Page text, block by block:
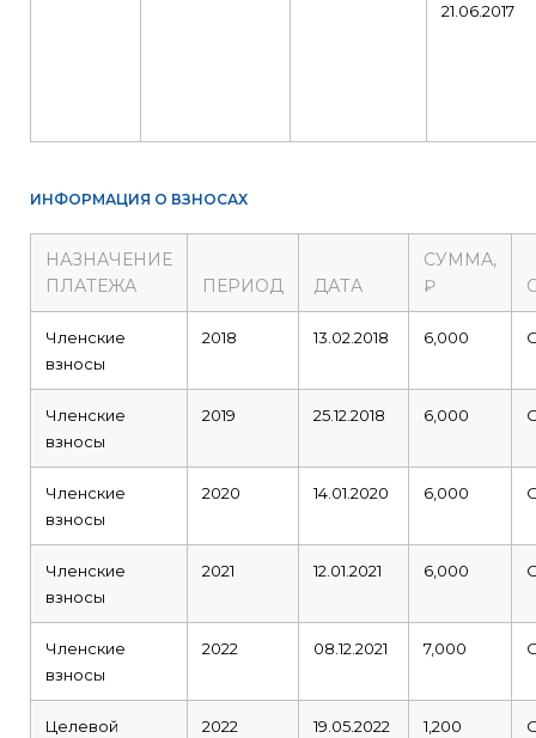
21.06.2017
ИНФОРМАЦИЯ О ВЗНОСАХ
НАЗНАЧЕНИЕ
ПЛАТЕЖА
ПЕРИОД ДАТА
СУММА,
₽
Членские
взносы
2018 13.02.2018 6,000
Членские
взносы
2019 25.12.2018 6,000
Членские
взносы
2020 14.01.2020 6,000
Членские
взносы
2021 12.01.2021 6,000
Членские
взносы
2022 08.12.2021 7,000
Целевой
2022 19.05.2022 1,200